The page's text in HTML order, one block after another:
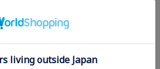
ある素材を使用し、上品な印象をプ
ーウエストに設定し、ゆるさと抜け